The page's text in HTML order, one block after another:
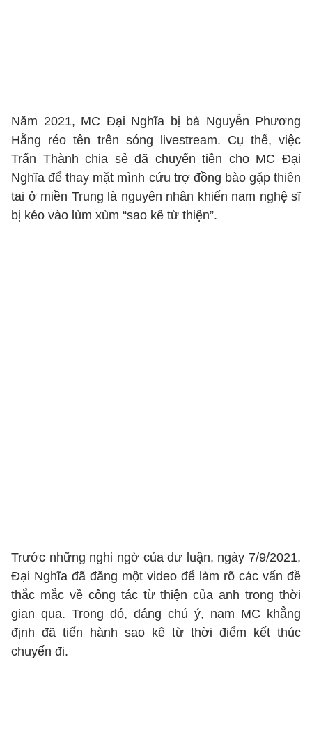
Năm 2021, MC Đại Nghĩa bị bà Nguyễn Phương
Hằng réo tên trên sóng livestream. Cụ thể, việc
Trấn Thành chia sẻ đã chuyển tiền cho MC Đại
Nghĩa để thay mặt mình cứu trợ đồng bào gặp thiên
tai ở miền Trung là nguyên nhân khiến nam nghệ sĩ
bị kéo vào lùm xùm “sao kê từ thiện”.
Trước những nghi ngờ của dư luận, ngày 7/9/2021,
Đại Nghĩa đã đăng một video để làm rõ các vấn đề
thắc mắc về công tác từ thiện của anh trong thời
gian qua. Trong đó, đáng chú ý, nam MC khẳng
định đã tiến hành sao kê từ thời điểm kết thúc
chuyến đi.